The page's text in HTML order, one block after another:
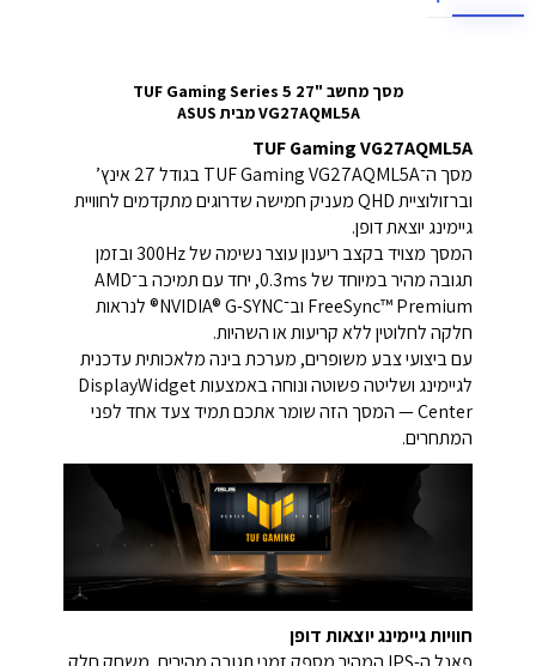
מסך מחשב "27 TUF Gaming Series 5
VG27AQML5A מבית ASUS
TUF Gaming VG27AQML5A
מסך ה־TUF Gaming VG27AQML5A בגודל 27 אינץ’
וברזולוציית QHD מעניק חמישה שדרוגים מתקדמים לחוויית
גיימינג יוצאת דופן.
המסך מצויד בקצב ריענון עוצר נשימה של 300Hz ובזמן
תגובה מהיר במיוחד של 0.3ms, יחד עם תמיכה ב־AMD
FreeSync™ Premium וב־NVIDIA® G-SYNC® לנראות
חלקה לחלוטין ללא קריעות או השהיות.
עם ביצועי צבע משופרים, מערכת בינה מלאכותית עדכנית
לגיימינג ושליטה פשוטה ונוחה באמצעות DisplayWidget
Center — המסך הזה שומר אתכם תמיד צעד אחד לפני
המתחרים.
חוויות גיימינג יוצאות דופן